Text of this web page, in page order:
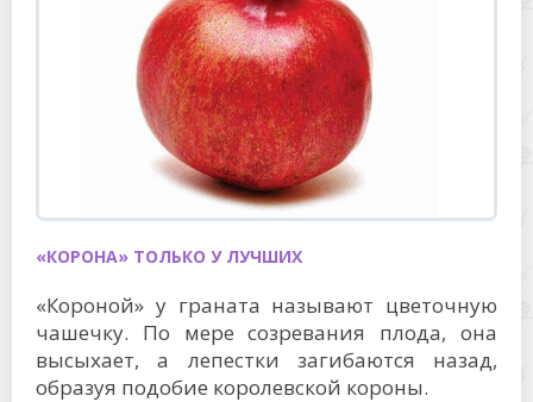
«КОРОНА» ТОЛЬКО У ЛУЧШИХ
«Короной» у граната называют цветочную
чашечку. По мере созревания плода, она
высыхает, а лепестки загибаются назад,
образуя подобие королевской короны.